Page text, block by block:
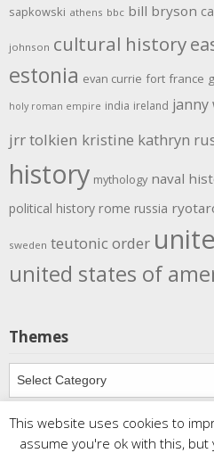
sapkowski athens bbc bill bryson
johnson cultural history
estonia evan currie fort france
holy roman empire india ireland janny
jrr tolkien kristine kathryn
history mythology naval
political history rome russia
sweden teutonic order
united states of
Themes
This website uses cookies to
assume you're ok with this,